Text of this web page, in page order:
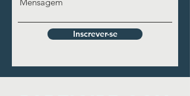
Inscrever-se